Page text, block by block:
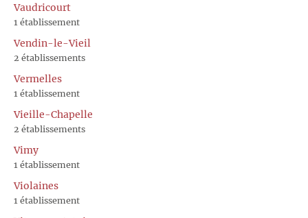
Vaudricourt
1 établissement
Vendin-le-Vieil
2 établissements
Vermelles
1 établissement
Vieille-Chapelle
2 établissements
Vimy
1 établissement
Violaines
1 établissement